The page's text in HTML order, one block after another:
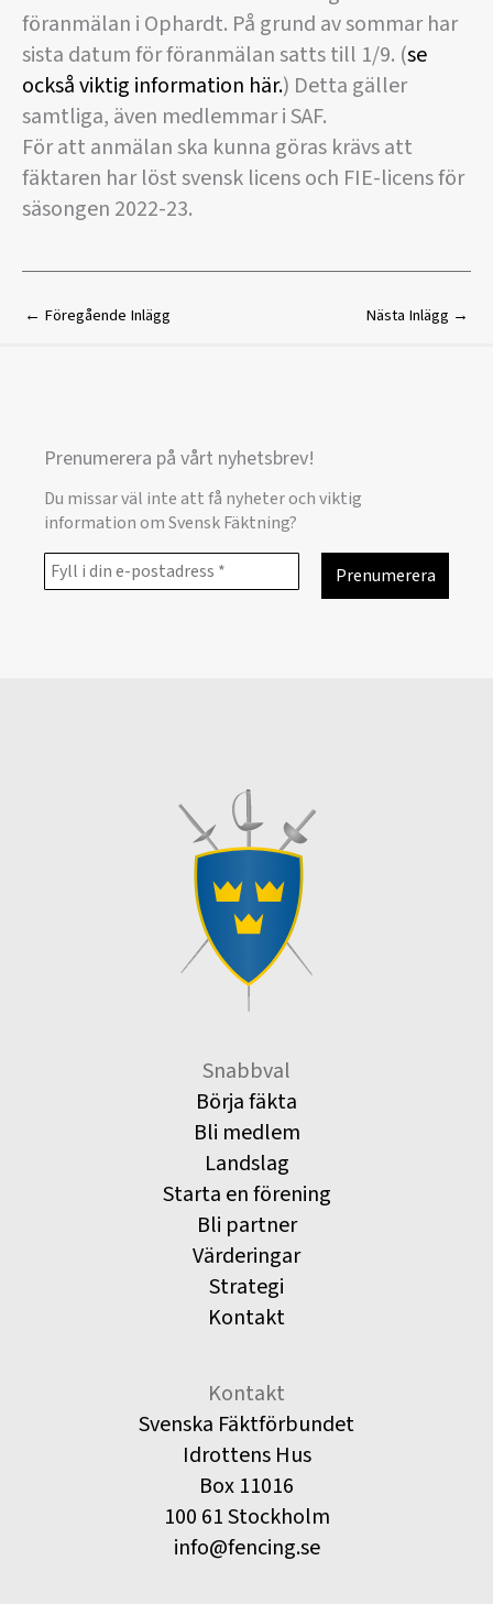
föranmälan i Ophardt. På grund av sommar har
sista datum för föranmälan satts till 1/9. (se
också viktig information här.) Detta gäller
samtliga, även medlemmar i SAF.
För att anmälan ska kunna göras krävs att
fäktaren har löst svensk licens och FIE-licens för
säsongen 2022-23.
← Föregående Inlägg Nästa Inlägg →
Prenumerera på vårt nyhetsbrev!
Du missar väl inte att få nyheter och viktig
information om Svensk Fäktning?
Snabbval
Börja fäkta
Bli medlem
Landslag
Starta en förening
Bli partner
Värderingar
Strategi
Kontakt
Kontakt
Svenska Fäktförbundet
Idrottens Hus
Box 11016
100 61 Stockholm
info@fencing.se